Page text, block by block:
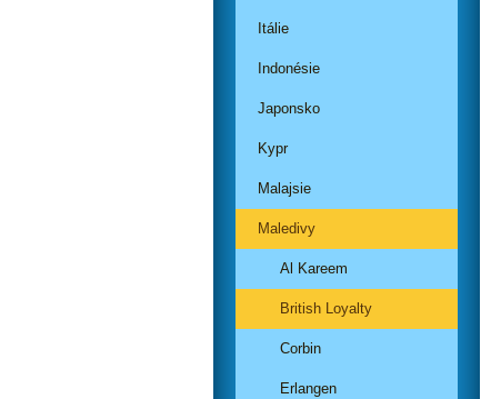
Itálie
Indonésie
Japonsko
Kypr
Malajsie
Maledivy
Al Kareem
British Loyalty
Corbin
Erlangen